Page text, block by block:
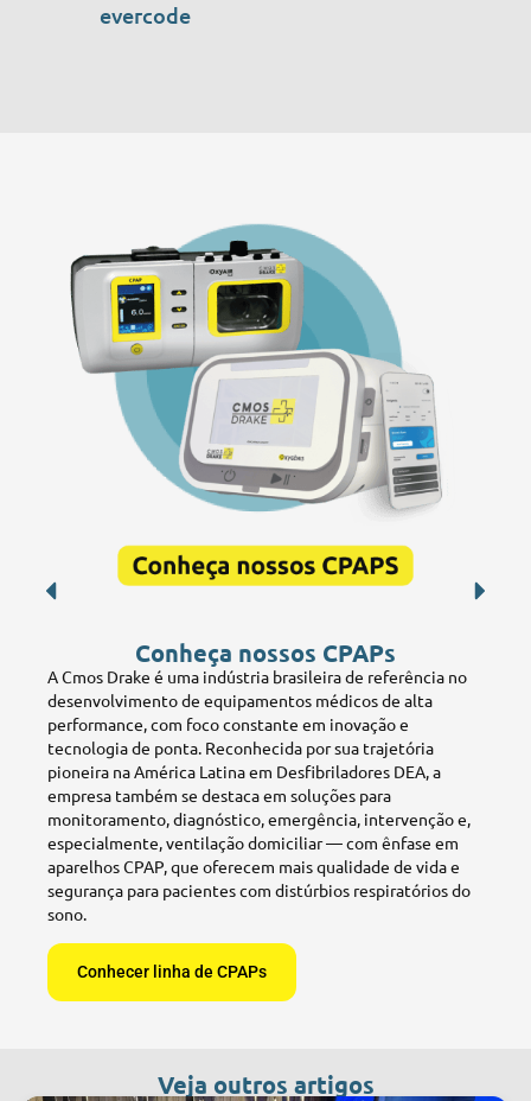
evercode
Conheça nossos CPAPs
A Cmos Drake é uma indústria brasileira de referência no
desenvolvimento de equipamentos médicos de alta
performance, com foco constante em inovação e
tecnologia de ponta. Reconhecida por sua trajetória
pioneira na América Latina em Desfibriladores DEA, a
empresa também se destaca em soluções para
monitoramento, diagnóstico, emergência, intervenção e,
especialmente, ventilação domiciliar — com ênfase em
aparelhos CPAP, que oferecem mais qualidade de vida e
segurança para pacientes com distúrbios respiratórios do
sono.
Conhecer linha de CPAPs
Veja outros artigos